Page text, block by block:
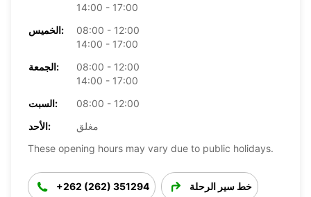
14:00 - 17:00
الخميس:
08:00 - 12:00
14:00 - 17:00
الجمعة:
08:00 - 12:00
14:00 - 17:00
السبت:
08:00 - 12:00
الأحد:
مغلق
These opening hours may vary due to public holidays.
+262 (262) 351294 خط سير الرحلة